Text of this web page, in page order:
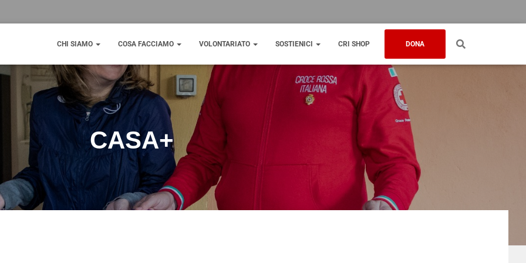
CHI SIAMO COSA FACCIAMO VOLONTARIATO SOSTIENICI CRI SHOP DONA
CASA+